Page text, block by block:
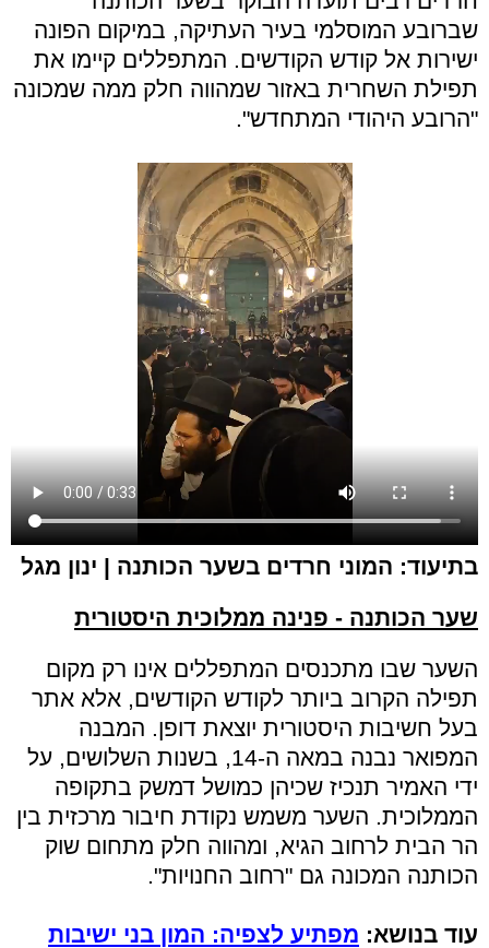
שברובע המוסלמי בעיר העתיקה, במיקום הפונה
ישירות אל קודש הקודשים. המתפללים קיימו את
תפילת השחרית באזור שמהווה חלק ממה שמכונה
"הרובע היהודי המתחדש".
בתיעוד: המוני חרדים בשער הכותנה | ינון מגל
שער הכותנה - פנינה ממלוכית היסטורית
השער שבו מתכנסים המתפללים אינו רק מקום
תפילה הקרוב ביותר לקודש הקודשים, אלא אתר
בעל חשיבות היסטורית יוצאת דופן. המבנה
המפואר נבנה במאה ה-14, בשנות השלושים, על
ידי האמיר תנכיז שכיהן כמושל דמשק בתקופה
הממלוכית. השער משמש נקודת חיבור מרכזית בין
הר הבית לרחוב הגיא, ומהווה חלק מתחום שוק
הכותנה המכונה גם "רחוב החנויות".
עוד בנושא: מפתיע לצפיה: המון בני ישיבות